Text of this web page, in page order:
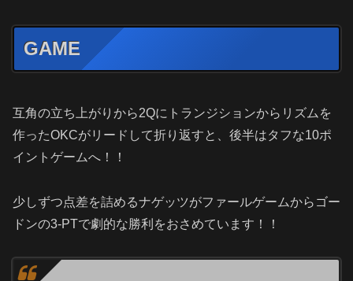
GAME
互角の立ち上がりから2Qにトランジションからリズムを
作ったOKCがリードして折り返すと、後半はタフな10ポ
イントゲームへ！！
少しずつ点差を詰めるナゲッツがファールゲームからゴー
ドンの3-PTで劇的な勝利をおさめています！！